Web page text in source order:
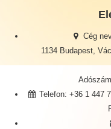
Cég
1134 Budapest,
Telefon: +36 1 447